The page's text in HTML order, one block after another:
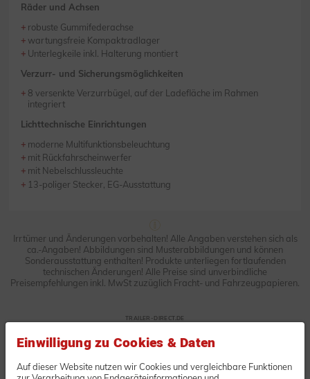
Räder und Achsen
robuste Gummifederachse
wartungsfreie Kompaktradlager
Unterlegkeile inkl. Halterung montiert
Verzurr- und Sicherungsmöglichkeiten
8 versenkte Verzurrbügel, auf der Ladefläche im Rahmen
integriert
Lichttechnische Einrichtungen
moderne Multifunktionsbeleuchtung
mit Rückfahrscheinwerfer
mit Nebelschlussleuchte
13-poliger Stecker, EG-Ausstattung
Irrtümer und Änderungen vorbehalten! Alle Angaben verstehen sich als
ca.-Angaben! Abbildungen sind Musterabbildungen und können
Sonderausstattung enthalten! Produkte unterliegen fortlaufenden
technischen Änderungen! Alle Preise sind unverbindliche
Preisempfehlungen inkl. MwSt zuzüglich Fracht- und Fahrzeugpapieren.
TRAILER-DIRECT.DE
Unverbindliche Anfrage oder
Bestellung
Einwilligung zu Cookies & Daten
Auf dieser Website nutzen wir Cookies und vergleichbare Funktionen